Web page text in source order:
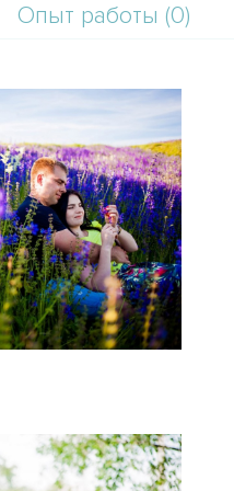
Опыт работы (0)